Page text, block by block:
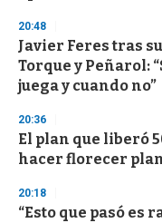
20:48
Javier Feres tras
Torque y Peñarol:
juega y cuando no”
20:36
El plan que liberó
hacer florecer
20:18
“Esto que pasó es